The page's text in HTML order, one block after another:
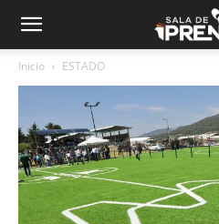
Inicio ESTADO